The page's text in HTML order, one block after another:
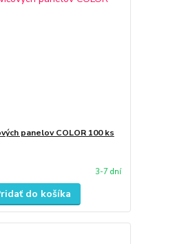
panelov COLOR 100 ks
3-7 dní
do košíka